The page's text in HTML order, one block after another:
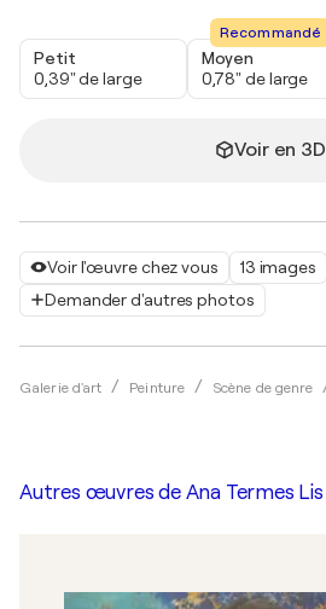
Voir l'œuvre chez vous
13 images
Demander d'autres photos
Galerie d'art Peinture Scène de genre
Petit
0,39" de large
Recommandé
Moyen
0,78" de large
Voir en 3D
Autres œuvres de Ana Termes Lis